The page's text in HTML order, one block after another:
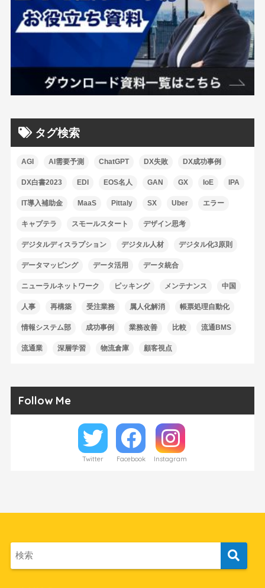
タグ検索
AGI AI需要予測 ChatGPT DX失敗 DX成功事例
DX白書2023 EDI EOS名人 GAN GX IoE IPA
IT導入補助金 MaaS Pittaly SX Uber エラー
キャプテラ スモールスタート デザイン思考
デジタルディスラプション デジタル人材 デジタル化3原則
データマッピング データ活用 データ統合
ニューラルネットワーク ピッキング メンテナンス 中国
人事 再構築 受注業務 属人化解消 帳票処理自動化
情報システム部 成功事例 業務改善 比較 流通BMS
流通業 深層学習 物流倉庫 顧客視点
Follow Me
Twitter Facebook Instagram